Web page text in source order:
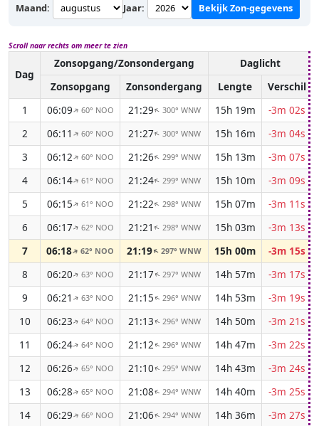
Maand: Jaar: Bekijk Zon-gegevens
Scroll naar rechts om meer te zien
Dag
Zonsopgang/Zonsondergang Daglicht
Zonsopgang
Zonsondergang Lengte
Verschil
1
06:09↑ 60° NOO 21:29↑ 300° WNW 15h 19m
-3m 02s
2
06:11↑ 60° NOO 21:27↑ 300° WNW 15h 16m
-3m 04s
3
06:12↑ 60° NOO 21:26↑ 299° WNW 15h 13m
-3m 07s
4
06:14↑ 61° NOO 21:24↑ 299° WNW 15h 10m
-3m 09s
5
06:15↑ 61° NOO 21:22↑ 298° WNW 15h 07m
-3m 11s
6
06:17↑ 62° NOO 21:21 ↑ 298° WNW 15h 03m
-3m 13s
7
06:18↑62° NOO 21:19↑297° WNW 15h 00m
-3m 15s
8
06:20↑ 63° NOO 21:17↑ 297° WNW 14h 57m
-3m 17s
9
06:21 ↑ 63° NOO 21:15↑ 296° WNW 14h 53m
-3m 19s
10
06:23↑ 64° NOO 21:13↑ 296° WNW 14h 50m
-3m 21s
11
06:24↑ 64° NOO 21:12↑ 296° WNW 14h 47m
-3m 22s
12
06:26↑ 65° NOO 21:10↑ 295° WNW 14h 43m
-3m 24s
13
06:28↑ 65° NOO 21:08↑ 294° WNW 14h 40m
-3m 25s
14
06:29↑ 66° NOO 21:06↑ 294° WNW 14h 36m
-3m 27s